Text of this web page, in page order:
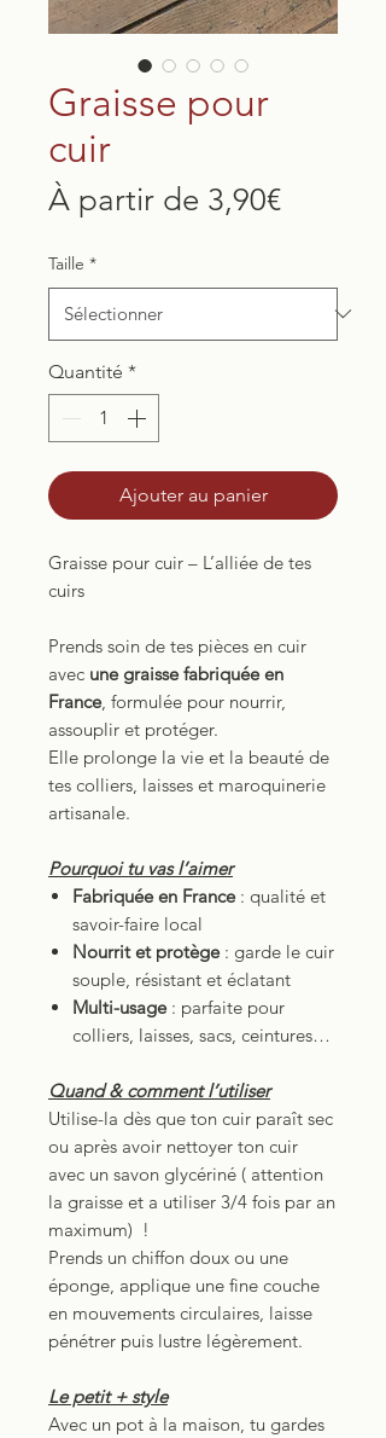
Graisse pour
cuir
À partir de 3,90€Prix
Taille *
Quantité *
Ajouter au panier
Graisse pour cuir – L’alliée de tes
cuirs
Prends soin de tes pièces en cuir
avec une graisse fabriquée en
France, formulée pour nourrir,
assouplir et protéger.
Elle prolonge la vie et la beauté de
tes colliers, laisses et maroquinerie
artisanale.
Pourquoi tu vas l’aimer
Fabriquée en France: qualité et
savoir-faire local
Nourrit et protège: garde le cuir
souple, résistant et éclatant
Multi-usage: parfaite pour
colliers, laisses, sacs, ceintures…
Quand & comment l’utiliser
Utilise-la dès que ton cuir paraît sec
ou après avoir nettoyer ton cuir
avec un savon glycériné ( attention
la graisse et a utiliser 3/4 fois par an
maximum) !
Prends un chiffon doux ou une
éponge, applique une fine couche
en mouvements circulaires, laisse
pénétrer puis lustre légèrement.
Le petit + style
Avec un pot à la maison, tu gardes